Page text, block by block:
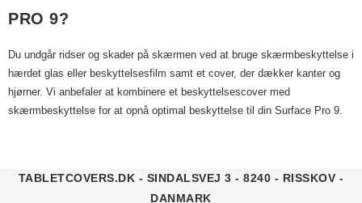
PRO 9?
Du undgår ridser og skader på skærmen ved at bruge skærmbeskyttelse i
hærdet glas eller beskyttelsesfilm samt et cover, der dækker kanter og
hjørner. Vi anbefaler at kombinere et beskyttelsescover med
skærmbeskyttelse for at opnå optimal beskyttelse til din Surface Pro 9.
TABLETCOVERS.DK - SINDALSVEJ 3 - 8240 - RISSKOV -
DANMARK